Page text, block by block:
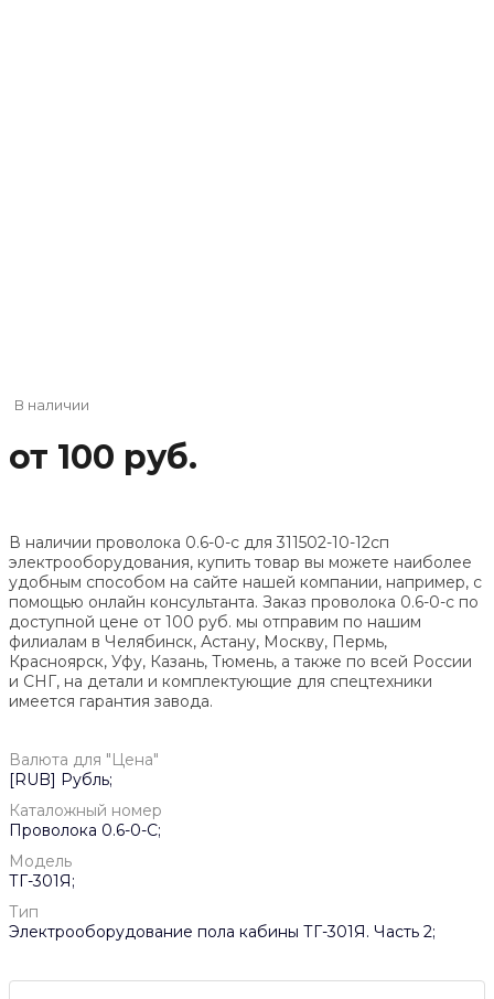
В наличии
от 100 руб.
В наличии проволока 0.6-0-с для 311502-10-12сп
электрооборудования, купить товар вы можете наиболее
удобным способом на сайте нашей компании, например, с
помощью онлайн консультанта. Заказ проволока 0.6-0-с по
доступной цене от 100 руб. мы отправим по нашим
филиалам в Челябинск, Астану, Москву, Пермь,
Красноярск, Уфу, Казань, Тюмень, а также по всей России
и СНГ, на детали и комплектующие для спецтехники
имеется гарантия завода.
Валюта для "Цена"
[RUB] Рубль;
Каталожный номер
Проволока 0.6-0-С;
Модель
ТГ-301Я;
Тип
Электрооборудование пола кабины ТГ-301Я. Часть 2;